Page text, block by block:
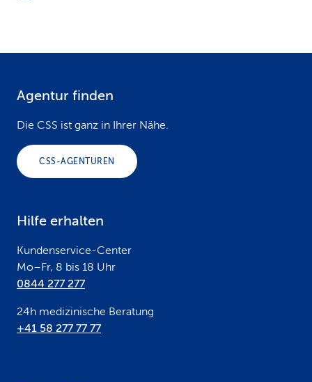
Agentur finden
Die CSS ist ganz in Ihrer Nähe.
CSS-AGENTUREN
Hilfe erhalten
Kundenservice-Center
Mo–Fr, 8 bis 18 Uhr
0844 277 277
24h medizinische Beratung
+41 58 277 77 77